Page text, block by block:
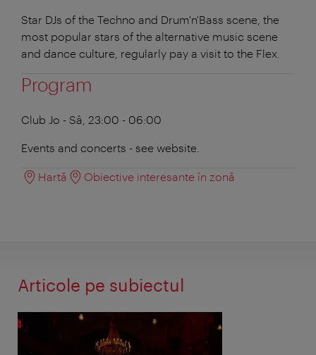
Star DJs of the Techno and Drum'n'Bass scene, the
most popular stars of the alternative music scene
and dance culture, regularly pay a visit to the Flex.
Program
Club Jo - Sâ, 23:00 - 06:00
Events and concerts - see website.
Hartă Obiective interesante în zonă
Articole pe subiectul